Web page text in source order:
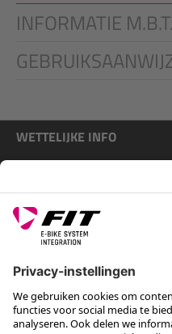
INFORMATIE
WETTELIJKE INFO